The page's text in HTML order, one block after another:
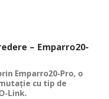
– Emparro20-
Emparro20-Pro, o
cu tip de
Link.